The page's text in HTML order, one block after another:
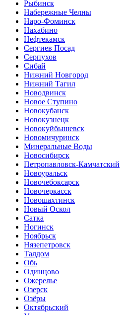
Рыбинск
Набережные Челны
Наро-Фоминск
Нахабино
Нефтекамск
Сергиев Посад
Серпухов
Сибай
Нижний Новгород
Нижний Тагил
Новодвинск
Новое Ступино
Новокубанск
Новокузнецк
Новокуйбышевск
Новомичуринск
Минеральные Воды
Новосибирск
Петропавловск-Камчатский
Новоуральск
Новочебоксарск
Новочеркасск
Новошахтинск
Новый Оскол
Сатка
Ногинск
Ноябрьск
Нязепетровск
Талдом
Обь
Одинцово
Ожерелье
Озерск
Озёры
Октябрьский